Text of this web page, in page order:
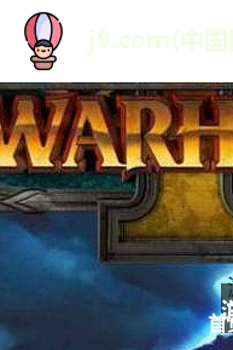
首